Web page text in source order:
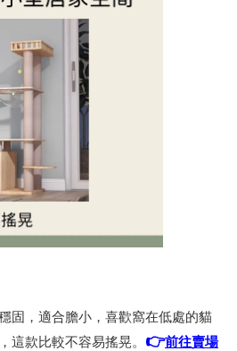
固，適合膽小，喜歡窩在低處的貓
這款比較不容易搖晃。 👉前往賣場